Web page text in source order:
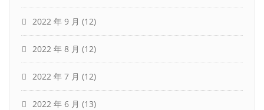
2022 年 9 月 (12)
2022 年 8 月 (12)
2022 年 7 月 (12)
2022 年 6 月 (13)